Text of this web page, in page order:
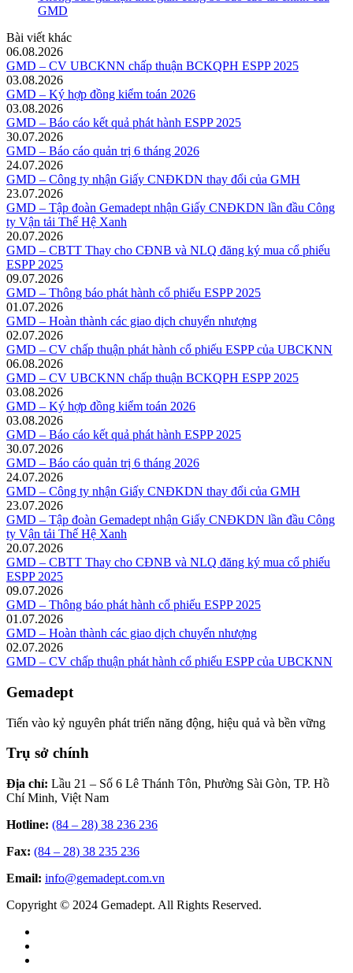
GMD
Bài viết khác
06.08.2026
GMD – CV UBCKNN chấp thuận BCKQPH ESPP 2025
03.08.2026
GMD – Ký hợp đồng kiểm toán 2026
03.08.2026
GMD – Báo cáo kết quả phát hành ESPP 2025
30.07.2026
GMD – Báo cáo quản trị 6 tháng 2026
24.07.2026
GMD – Công ty nhận Giấy CNĐKDN thay đổi của GMH
23.07.2026
GMD – Tập đoàn Gemadept nhận Giấy CNĐKDN lần đầu Công
ty Vận tải Thế Hệ Xanh
20.07.2026
GMD – CBTT Thay cho CĐNB và NLQ đăng ký mua cổ phiếu
ESPP 2025
09.07.2026
GMD – Thông báo phát hành cổ phiếu ESPP 2025
01.07.2026
GMD – Hoàn thành các giao dịch chuyển nhượng
02.07.2026
GMD – CV chấp thuận phát hành cổ phiếu ESPP của UBCKNN
06.08.2026
GMD – CV UBCKNN chấp thuận BCKQPH ESPP 2025
03.08.2026
GMD – Ký hợp đồng kiểm toán 2026
03.08.2026
GMD – Báo cáo kết quả phát hành ESPP 2025
30.07.2026
GMD – Báo cáo quản trị 6 tháng 2026
24.07.2026
GMD – Công ty nhận Giấy CNĐKDN thay đổi của GMH
23.07.2026
GMD – Tập đoàn Gemadept nhận Giấy CNĐKDN lần đầu Công
ty Vận tải Thế Hệ Xanh
20.07.2026
GMD – CBTT Thay cho CĐNB và NLQ đăng ký mua cổ phiếu
ESPP 2025
09.07.2026
GMD – Thông báo phát hành cổ phiếu ESPP 2025
01.07.2026
GMD – Hoàn thành các giao dịch chuyển nhượng
02.07.2026
GMD – CV chấp thuận phát hành cổ phiếu ESPP của UBCKNN
Gemadept
Tiến vào kỷ nguyên phát triển năng động, hiệu quả và bền vững
Trụ sở chính
Địa chỉ: Lầu 21 – Số 6 Lê Thánh Tôn, Phường Sài Gòn, TP. Hồ
Chí Minh, Việt Nam
Hotline: (84 – 28) 38 236 236
Fax: (84 – 28) 38 235 236
Email: info@gemadept.com.vn
Copyright © 2024 Gemadept. All Rights Reserved.